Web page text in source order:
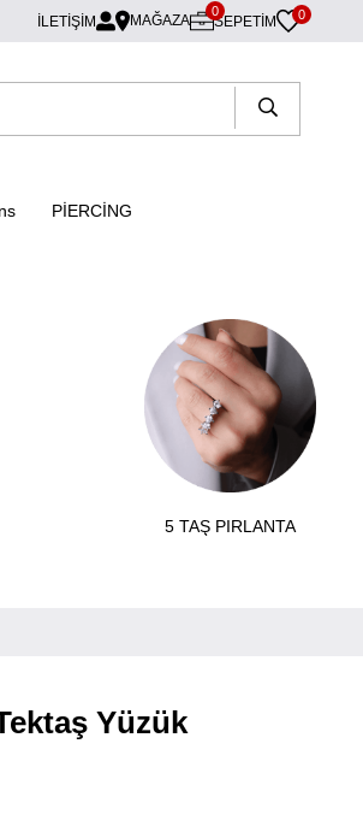
İLETİŞİM MAĞAZA SEPETIM
0 0
PİERCİNG
5 TAŞ PIRLANTA
Yüzük